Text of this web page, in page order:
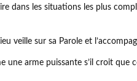
les situations les plus
sur sa Parole et
arme puissante s’il croit que